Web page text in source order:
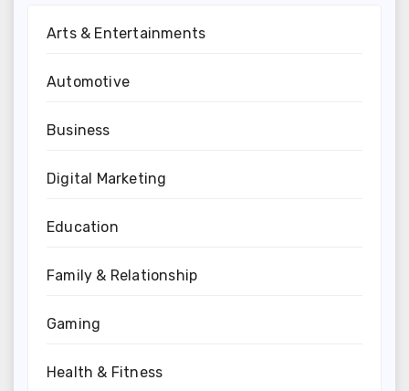
Arts & Entertainments
Automotive
Business
Digital Marketing
Education
Family & Relationship
Gaming
Health & Fitness